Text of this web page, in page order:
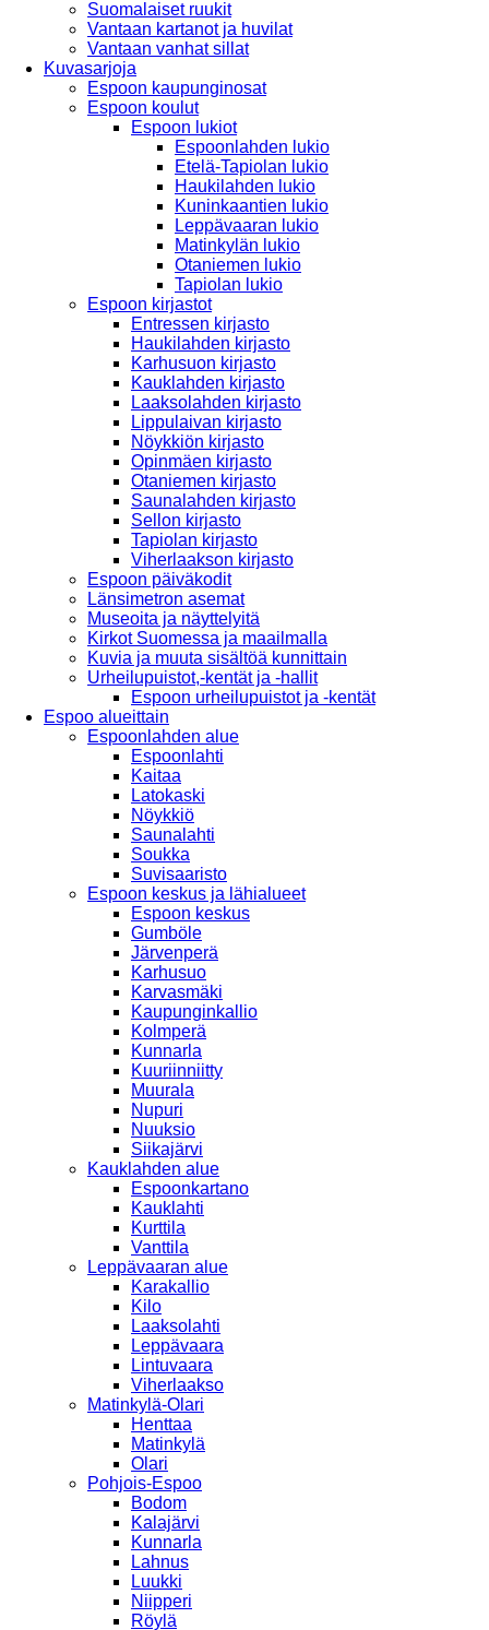
Suomalaiset ruukit
Vantaan kartanot ja huvilat
Vantaan vanhat sillat
Kuvasarjoja
Espoon kaupunginosat
Espoon koulut
Espoon lukiot
Espoonlahden lukio
Etelä-Tapiolan lukio
Haukilahden lukio
Kuninkaantien lukio
Leppävaaran lukio
Matinkylän lukio
Otaniemen lukio
Tapiolan lukio
Espoon kirjastot
Entressen kirjasto
Haukilahden kirjasto
Karhusuon kirjasto
Kauklahden kirjasto
Laaksolahden kirjasto
Lippulaivan kirjasto
Nöykkiön kirjasto
Opinmäen kirjasto
Otaniemen kirjasto
Saunalahden kirjasto
Sellon kirjasto
Tapiolan kirjasto
Viherlaakson kirjasto
Espoon päiväkodit
Länsimetron asemat
Museoita ja näyttelyitä
Kirkot Suomessa ja maailmalla
Kuvia ja muuta sisältöä kunnittain
Urheilupuistot,-kentät ja -hallit
Espoon urheilupuistot ja -kentät
Espoo alueittain
Espoonlahden alue
Espoonlahti
Kaitaa
Latokaski
Nöykkiö
Saunalahti
Soukka
Suvisaaristo
Espoon keskus ja lähialueet
Espoon keskus
Gumböle
Järvenperä
Karhusuo
Karvasmäki
Kaupunginkallio
Kolmperä
Kunnarla
Kuuriinniitty
Muurala
Nupuri
Nuuksio
Siikajärvi
Kauklahden alue
Espoonkartano
Kauklahti
Kurttila
Vanttila
Leppävaaran alue
Karakallio
Kilo
Laaksolahti
Leppävaara
Lintuvaara
Viherlaakso
Matinkylä-Olari
Henttaa
Matinkylä
Olari
Pohjois-Espoo
Bodom
Kalajärvi
Kunnarla
Lahnus
Luukki
Niipperi
Röylä